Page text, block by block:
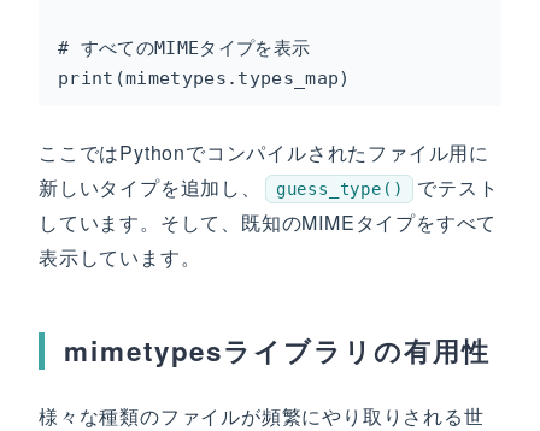
# すべてのMIMEタイプを表示
print(mimetypes.types_map)
ここではPythonでコンパイルされたファイル用に
新しいタイプを追加し、
guess_type()
でテスト
しています。そして、既知のMIMEタイプをすべて
表示しています。
mimetypesライブラリの有用性
様々な種類のファイルが頻繁にやり取りされる世